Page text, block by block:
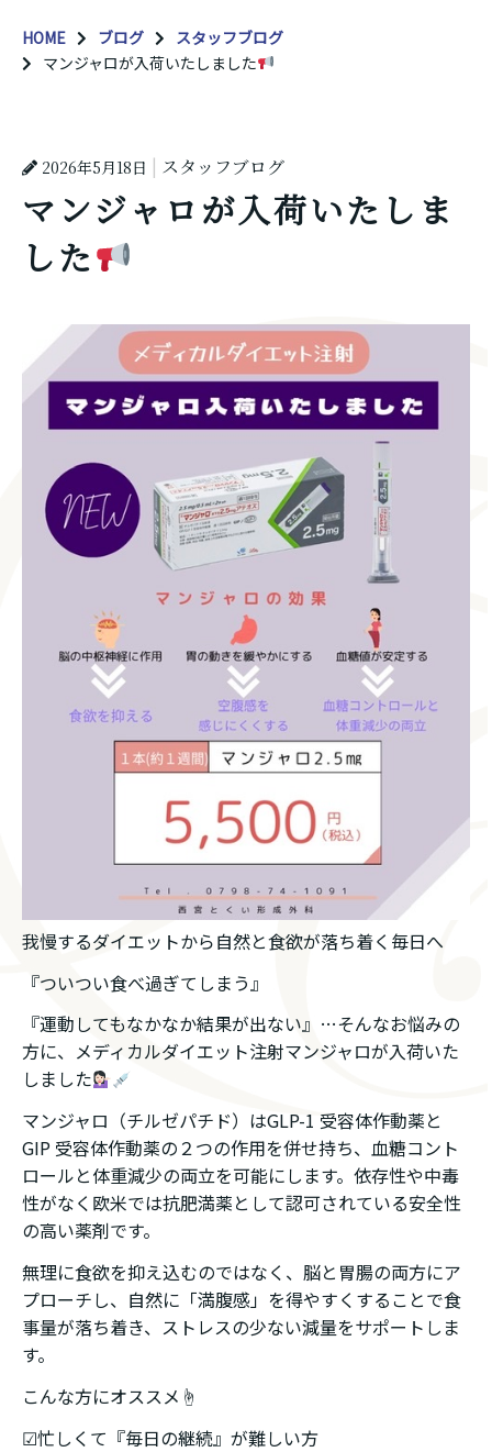
HOME ブログ
スタッフブログ
マンジャロが入荷いたしました
2026年5月18日 スタッフブログ
マンジャロが入荷いたしま
した
我慢するダイエットから自然と食欲が落ち着く毎日へ
『ついつい食べ過ぎてしまう』
『運動してもなかなか結果が出ない』…そんなお悩みの
方に、メディカルダイエット注射マンジャロが入荷いた
しました
マンジャロ（チルゼパチド）はGLP-1 受容体作動薬と
GIP 受容体作動薬の２つの作用を併せ持ち、血糖コント
ロールと体重減少の両立を可能にします。依存性や中毒
性がなく欧米では抗肥満薬として認可されている安全性
の高い薬剤です。
無理に食欲を抑え込むのではなく、脳と胃腸の両方にア
プローチし、自然に「満腹感」を得やすくすることで食
事量が落ち着き、ストレスの少ない減量をサポートしま
す。
こんな方にオススメ☝️
☑︎忙しくて『毎日の継続』が難しい方